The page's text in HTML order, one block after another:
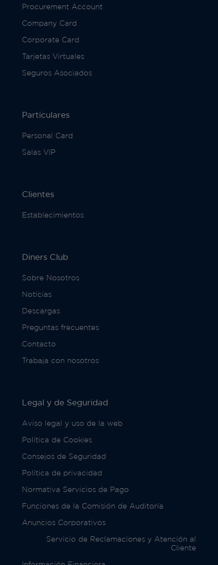
Procurement Account
Company Card
Corporate Card
Tarjetas Virtuales
Seguros Asociados
Particulares
Personal Card
Salas VIP
Clientes
Establecimientos
Diners Club
Sobre Nosotros
Noticias
Descargas
Preguntas frecuentes
Contacto
Trabaja con nosotros
Legal y de Seguridad
Aviso legal y uso de la web
Política de Cookies
Consejos de Seguridad
Política de privacidad
Normativa Servicios de Pago
Funciones de la Comisión de Auditoría
Anuncios Corporativos
Servicio de Reclamaciones y Atención al
Cliente